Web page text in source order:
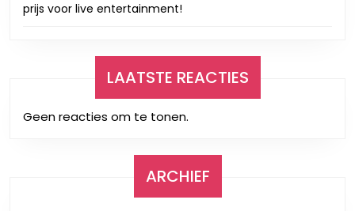
prijs voor live entertainment!
LAATSTE REACTIES
Geen reacties om te tonen.
ARCHIEF